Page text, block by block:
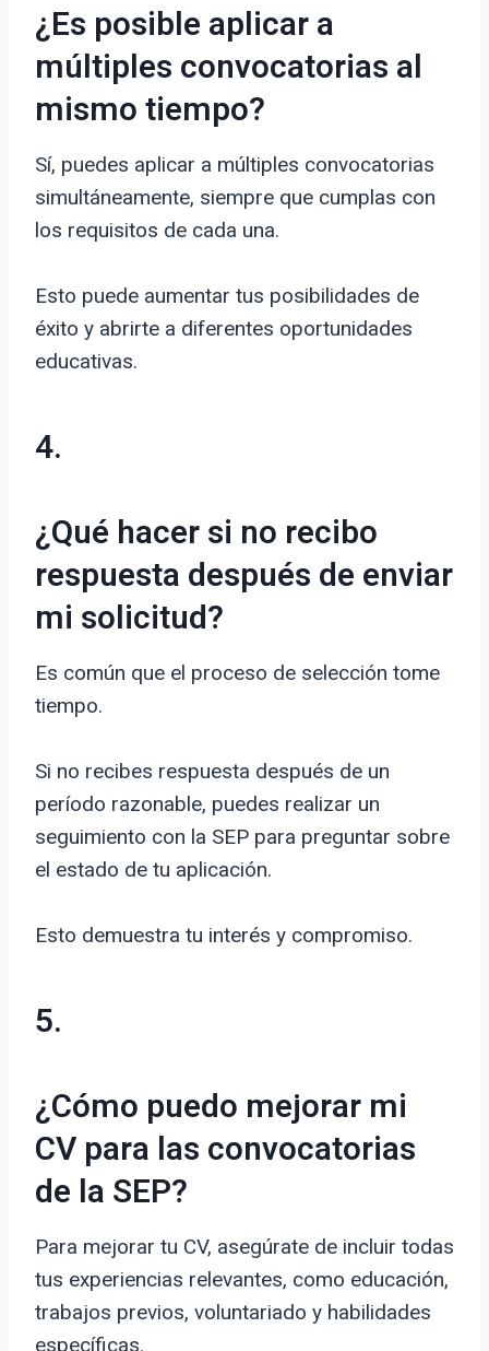
¿Es posible aplicar a
múltiples convocatorias al
mismo tiempo?
Sí, puedes aplicar a múltiples convocatorias
simultáneamente, siempre que cumplas con
los requisitos de cada una.
Esto puede aumentar tus posibilidades de
éxito y abrirte a diferentes oportunidades
educativas.
4.
¿Qué hacer si no recibo
respuesta después de enviar
mi solicitud?
Es común que el proceso de selección tome
tiempo.
Si no recibes respuesta después de un
período razonable, puedes realizar un
seguimiento con la SEP para preguntar sobre
el estado de tu aplicación.
Esto demuestra tu interés y compromiso.
5.
¿Cómo puedo mejorar mi
CV para las convocatorias
de la SEP?
Para mejorar tu CV, asegúrate de incluir todas
tus experiencias relevantes, como educación,
trabajos previos, voluntariado y habilidades
específicas.